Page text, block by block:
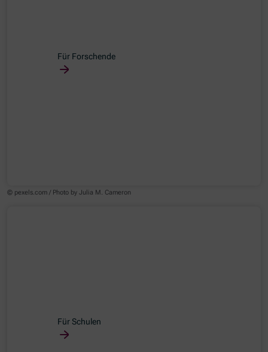
Für Forschende
© pexels.com / Photo by Julia M. Cameron
Für Schulen